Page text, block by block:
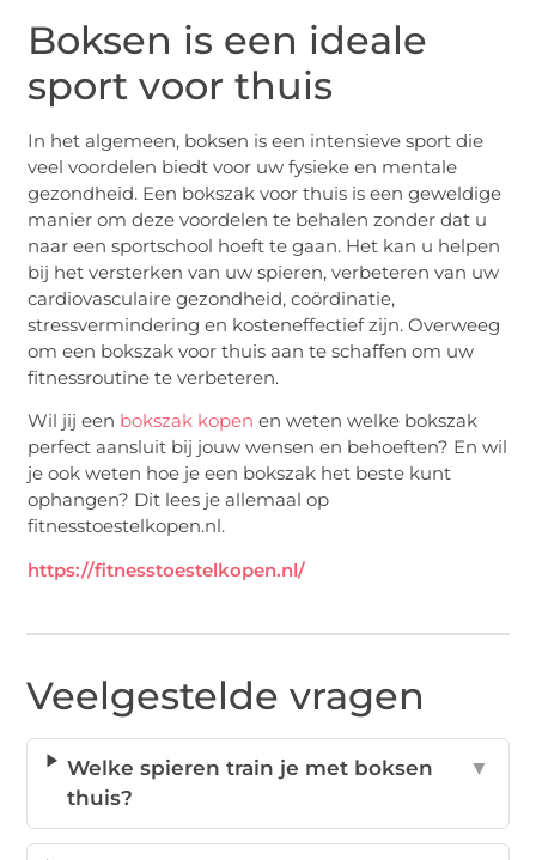
Boksen is een ideale
sport voor thuis
In het algemeen, boksen is een intensieve sport die
veel voordelen biedt voor uw fysieke en mentale
gezondheid. Een bokszak voor thuis is een geweldige
manier om deze voordelen te behalen zonder dat u
naar een sportschool hoeft te gaan. Het kan u helpen
bij het versterken van uw spieren, verbeteren van uw
cardiovasculaire gezondheid, coördinatie,
stressvermindering en kosteneffectief zijn. Overweeg
om een bokszak voor thuis aan te schaffen om uw
fitnessroutine te verbeteren.
Wil jij een bokszak kopen en weten welke bokszak
perfect aansluit bij jouw wensen en behoeften? En wil
je ook weten hoe je een bokszak het beste kunt
ophangen? Dit lees je allemaal op
fitnesstoestelkopen.nl.
https://fitnesstoestelkopen.nl/
Veelgestelde vragen
Welke spieren train je met boksen
thuis?
▼